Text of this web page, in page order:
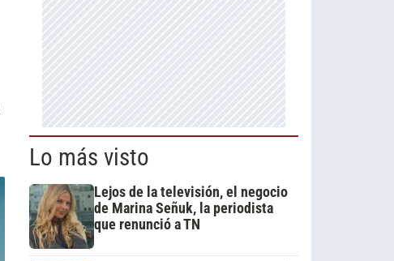
Lo más visto
Lejos de la televisión, el negocio
de Marina Señuk, la periodista
que renunció a TN